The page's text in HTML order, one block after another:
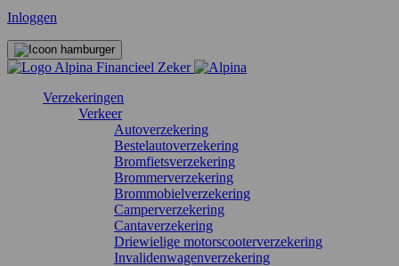
Inloggen
Verzekeringen
Verkeer
Autoverzekering
Bestelautoverzekering
Bromfietsverzekering
Brommerverzekering
Brommobielverzekering
Camperverzekering
Cantaverzekering
Driewielige motorscooterverzekering
Invalidenwagenverzekering